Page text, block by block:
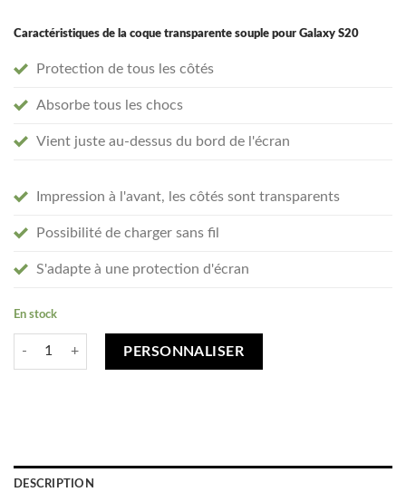
Caractéristiques de la coque transparente souple pour Galaxy S20
Protection de tous les côtés
Absorbe tous les chocs
Vient juste au-dessus du bord de l'écran
Impression à l'avant, les côtés sont transparents
Possibilité de charger sans fil
S'adapte à une protection d'écran
En stock
quantité de Créez votre Samsung Galaxy S20 coque personnalisée -
PERSONNALISER
DESCRIPTION